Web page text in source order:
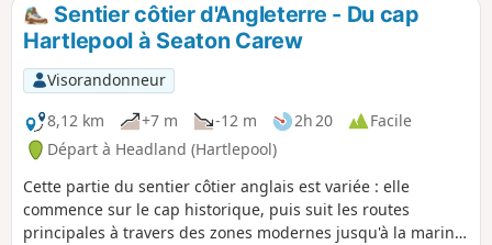
Sentier côtier d'Angleterre - Du cap
Hartlepool à Seaton Carew
Visorandonneur
8,12 km
+7 m -12 m 2h 20
Facile
Départ à Headland (Hartlepool)
Cette partie du sentier côtier anglais est variée : elle
commence sur le cap historique, puis suit les routes
principales à travers des zones modernes jusqu'à la marina